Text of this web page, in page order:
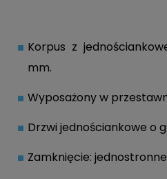
Korpus z
mm.
Wyposażony w
Drzwi jednościankowe o
Zamknięcie: